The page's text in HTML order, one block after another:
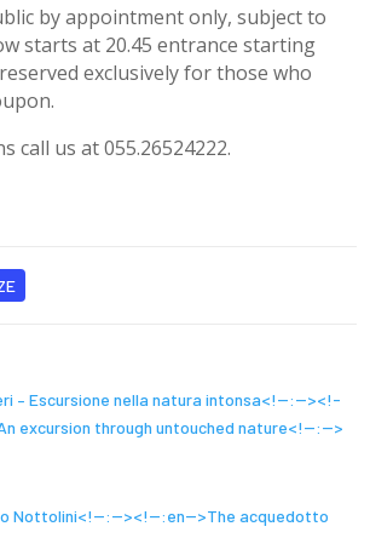
by appointment only, subject to
starts at 20.45 entrance starting
exclusively for those who
call us at 055.26524222.
– Escursione nella natura intonsa<!--:--><!-
excursion through untouched nature<!--:-->
Nottolini<!--:--><!--:en-->The acquedotto